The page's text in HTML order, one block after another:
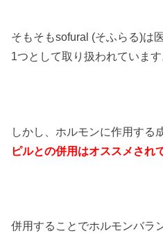
そもそもsofural (そふらる)は
1つとして取り扱われています
しかし、ホルモンに作用する
ピルとの併用はオススメされ
併用することでホルモンバラ